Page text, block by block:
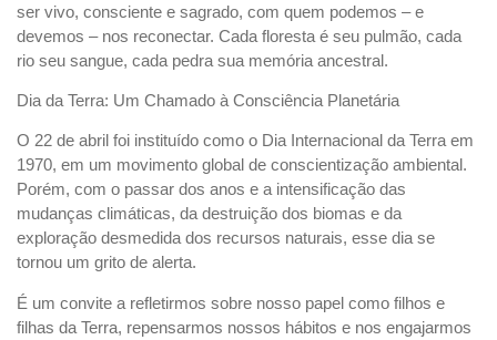
ser vivo, consciente e sagrado, com quem podemos – e
devemos – nos reconectar. Cada floresta é seu pulmão, cada
rio seu sangue, cada pedra sua memória ancestral.
Dia da Terra: Um Chamado à Consciência Planetária
O 22 de abril foi instituído como o Dia Internacional da Terra em
1970, em um movimento global de conscientização ambiental.
Porém, com o passar dos anos e a intensificação das
mudanças climáticas, da destruição dos biomas e da
exploração desmedida dos recursos naturais, esse dia se
tornou um grito de alerta.
É um convite a refletirmos sobre nosso papel como filhos e
filhas da Terra, repensarmos nossos hábitos e nos engajarmos